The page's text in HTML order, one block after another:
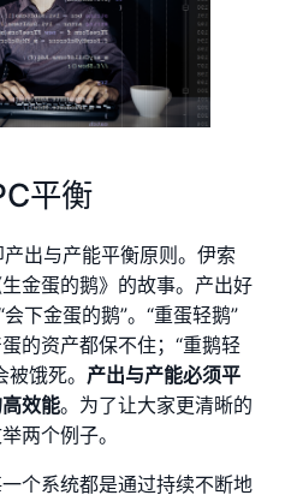
平衡
出与产能平衡原则。伊索
金蛋的鹅》的故事。产出好
会下金蛋的鹅”。“重蛋轻鹅”
的资产都保不住；“重鹅轻
饿死。 产出与产能必须平
效能。为了让大家更清晰的
两个例子。
个系统都是通过持续不断地